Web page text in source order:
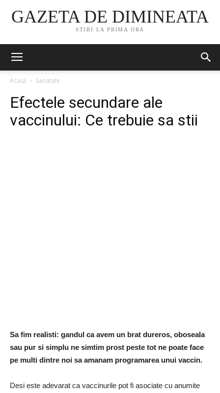
GAZETA DE DIMINEATA
STIRI LA PRIMA ORA
Acasă Sanatate
Efectele secundare ale
vaccinului: Ce trebuie sa stii
Sa fim realisti: gandul ca avem un brat dureros, oboseala
sau pur si simplu ne simtim prost peste tot ne poate face
pe multi dintre noi sa amanam programarea unui vaccin.
Desi este adevarat ca vaccinurile pot fi asociate cu anumite